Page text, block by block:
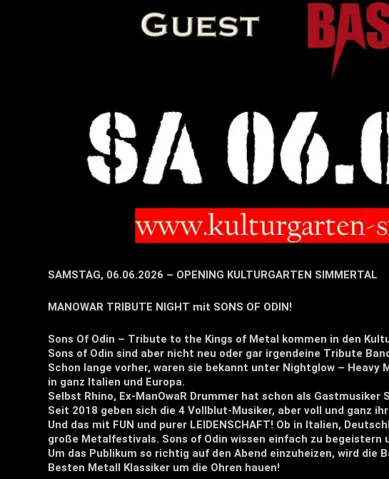
SAMSTAG, 06.06.2026 – OPENING KULTURGARTEN SIMMERTAL
MANOWAR TRIBUTE NIGHT mit SONS OF ODIN!
Sons Of Odin – Tribute to the Kings of Metal kommen in den
Sons of Odin sind aber nicht neu oder gar irgendeine Tribute
Schon lange vorher, waren sie bekannt unter Nightglow – Heavy
in ganz Italien und Europa.
Selbst Rhino, Ex-ManOwaR Drummer hat schon als Gastmusiker
Seit 2018 geben sich die 4 Vollblut-Musiker, aber voll und ganz
Und das mit FUN und purer LEIDENSCHAFT! Ob in Italien,
große Metalfestivals. Sons of Odin wissen einfach zu begeistern
Um das Publikum so richtig auf den Abend einzuheizen, wird die
Besten Metall Klassiker um die Ohren hauen!